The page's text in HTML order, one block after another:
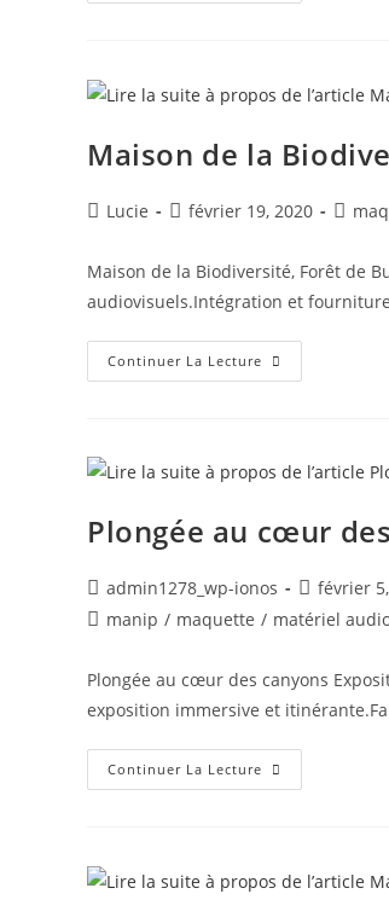
Maison de la
Lucie février 19, 2020
Maison de la Biodiversité, Forêt de
audiovisuels.Intégration et
Continuer La Lecture
Plongée au cœur
admin1278_wp-ionos
février
manip / maquette / matériel
Plongée au cœur des canyons
exposition immersive et
Continuer La Lecture